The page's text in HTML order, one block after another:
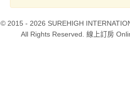
© 2015 - 2026 SUREHIGH
All Rights Reserved. 線上訂房